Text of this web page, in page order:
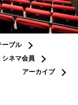
ーブル
シネマ会員
アーカイブ